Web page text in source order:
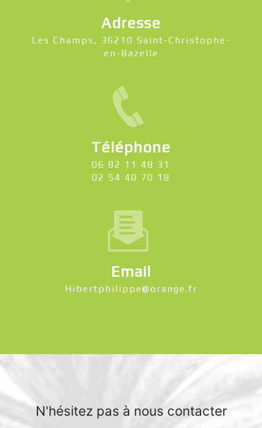
Adresse
Les Champs, 36210 Saint-Christophe-
en-Bazelle
Téléphone
06 82 11 48 31
02 54 40 70 18
Email
hibertphilippe@orange.fr
N'hésitez pas à nous contacter